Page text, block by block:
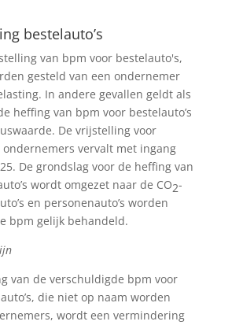
bestelauto’s
van bpm voor bestelauto's,
gesteld van een ondernemer
In andere gevallen geldt als
heffing van bpm voor bestelauto’s
De vrijstelling voor
ondernemers vervalt met ingang
De grondslag voor de heffing van
wordt omgezet naar de CO2-
en personenauto’s worden
bpm gelijk behandeld.
van de verschuldigde bpm voor
die niet op naam worden
wordt een vermindering